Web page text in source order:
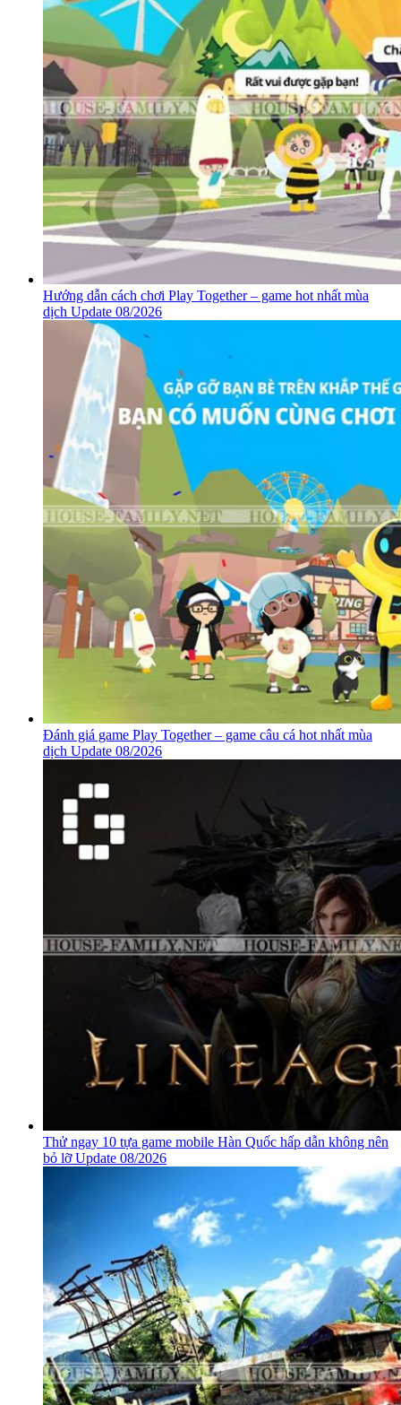
Hướng dẫn cách chơi Play Together – game hot nhất mùa
dịch Update 08/2026
Đánh giá game Play Together – game câu cá hot nhất mùa
dịch Update 08/2026
Thử ngay 10 tựa game mobile Hàn Quốc hấp dẫn không nên
bỏ lỡ Update 08/2026